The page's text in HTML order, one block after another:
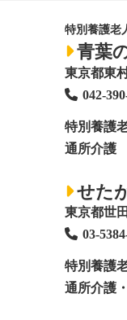
特別養護老
青葉
東京都東
042-
特別養護
通所介護
せた
東京都世
03-
特別養護
通所介護